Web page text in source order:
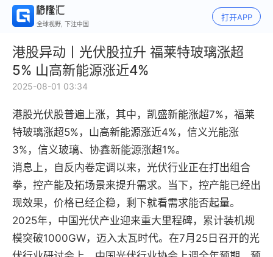
全球视野, 下注中国
打开APP
港股异动丨光伏股拉升 福莱特玻璃涨超
5% 山高新能源涨近4%
2025-08-01 03:34
港股光伏股普遍上涨，其中，凯盛新能涨超7%，福莱
特玻璃涨超5%，山高新能源涨近4%，信义光能涨
3%，信义玻璃、协鑫新能源涨超1%。
消息上，自反内卷定调以来，光伏行业正在打出组合
拳，控产能及拓场景来提升需求。当下，控产能已经出
现效果，价格已经企稳，剩下就看需求能否起量。
2025年，中国光伏产业迎来重大里程碑，累计装机规
模突破1000GW，迈入太瓦时代。在7月25日召开的光